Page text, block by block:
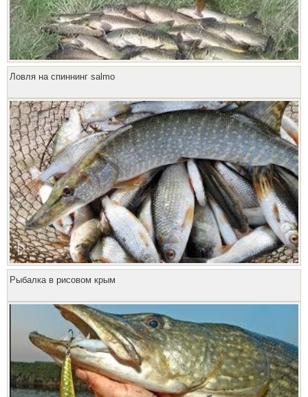
Ловля на спиннинг salmo
Рыбалка в рисовом крым